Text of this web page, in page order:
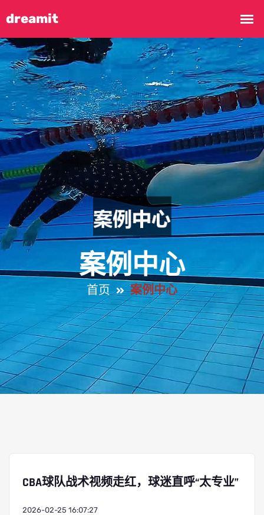
案例中心
首页 案例中心
CBA球队战术视频走红，球迷直呼“太专业”
2026-02-25 16:07:27